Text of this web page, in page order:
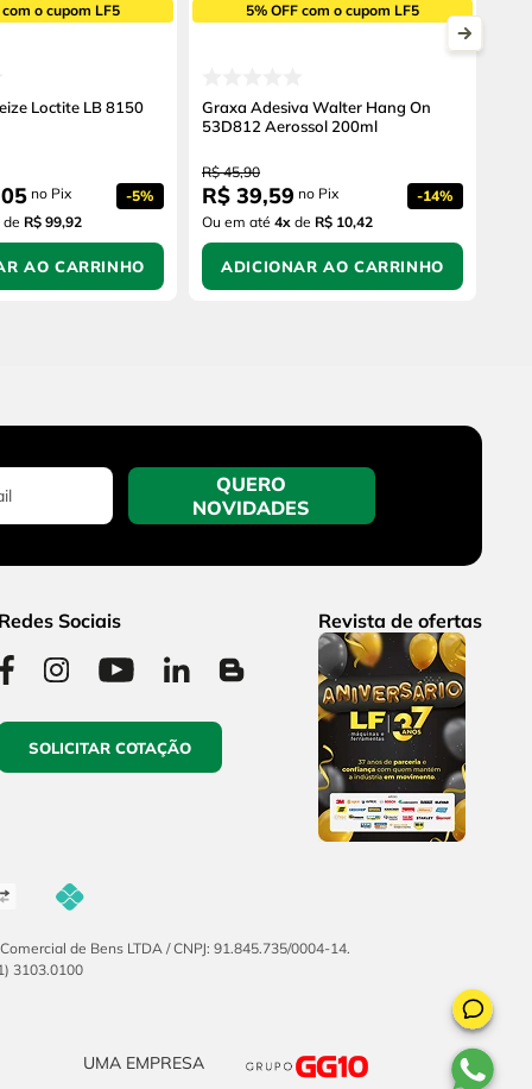
com o cupom LF5
Loctite LB 8150
05 no Pix -5%
de R$ 99,92
AO CARRINHO
5% OFF com o cupom LF5
Graxa Adesiva Walter Hang On
53D812 Aerossol 200ml
R$ 45,90
R$ 39,59 no Pix -14%
Ou em até 4x de R$ 10,42
ADICIONAR AO CARRINHO
QUERO
NOVIDADES
Sociais
SOLICITAR COTAÇÃO
Revista de ofertas
de Bens LTDA / CNPJ: 91.845.735/0004-14.
3103.0100
UMA EMPRESA